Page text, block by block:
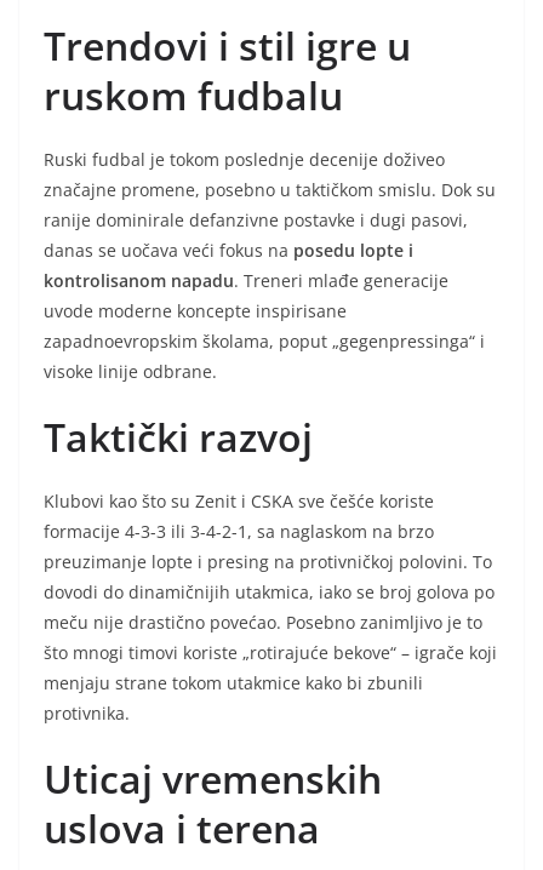
Trendovi i stil igre u
ruskom fudbalu
Ruski fudbal je tokom poslednje decenije doživeo
značajne promene, posebno u taktičkom smislu. Dok su
ranije dominirale defanzivne postavke i dugi pasovi,
danas se uočava veći fokus na posedu lopte i
kontrolisanom napadu. Treneri mlađe generacije
uvode moderne koncepte inspirisane
zapadnoevropskim školama, poput „gegenpressinga“ i
visoke linije odbrane.
Taktički razvoj
Klubovi kao što su Zenit i CSKA sve češće koriste
formacije 4-3-3 ili 3-4-2-1, sa naglaskom na brzo
preuzimanje lopte i presing na protivničkoj polovini. To
dovodi do dinamičnijih utakmica, iako se broj golova po
meču nije drastično povećao. Posebno zanimljivo je to
što mnogi timovi koriste „rotirajuće bekove“ – igrače koji
menjaju strane tokom utakmice kako bi zbunili
protivnika.
Uticaj vremenskih
uslova i terena